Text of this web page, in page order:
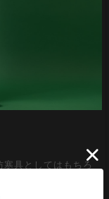
具としてはもちろ
けでレトロな雰囲